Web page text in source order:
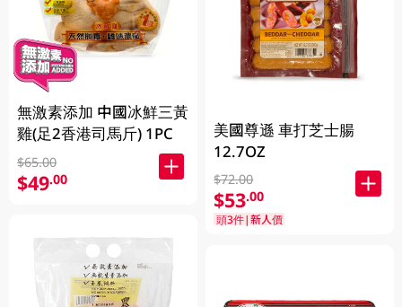
無激素添加 中國冰鮮三黃
雞(足2香港司馬斤) 1PC
$65.00
$49.00
美國尊遜 車打芝士腸
12.7OZ
$72.00
$53.00
頭3件|新人價